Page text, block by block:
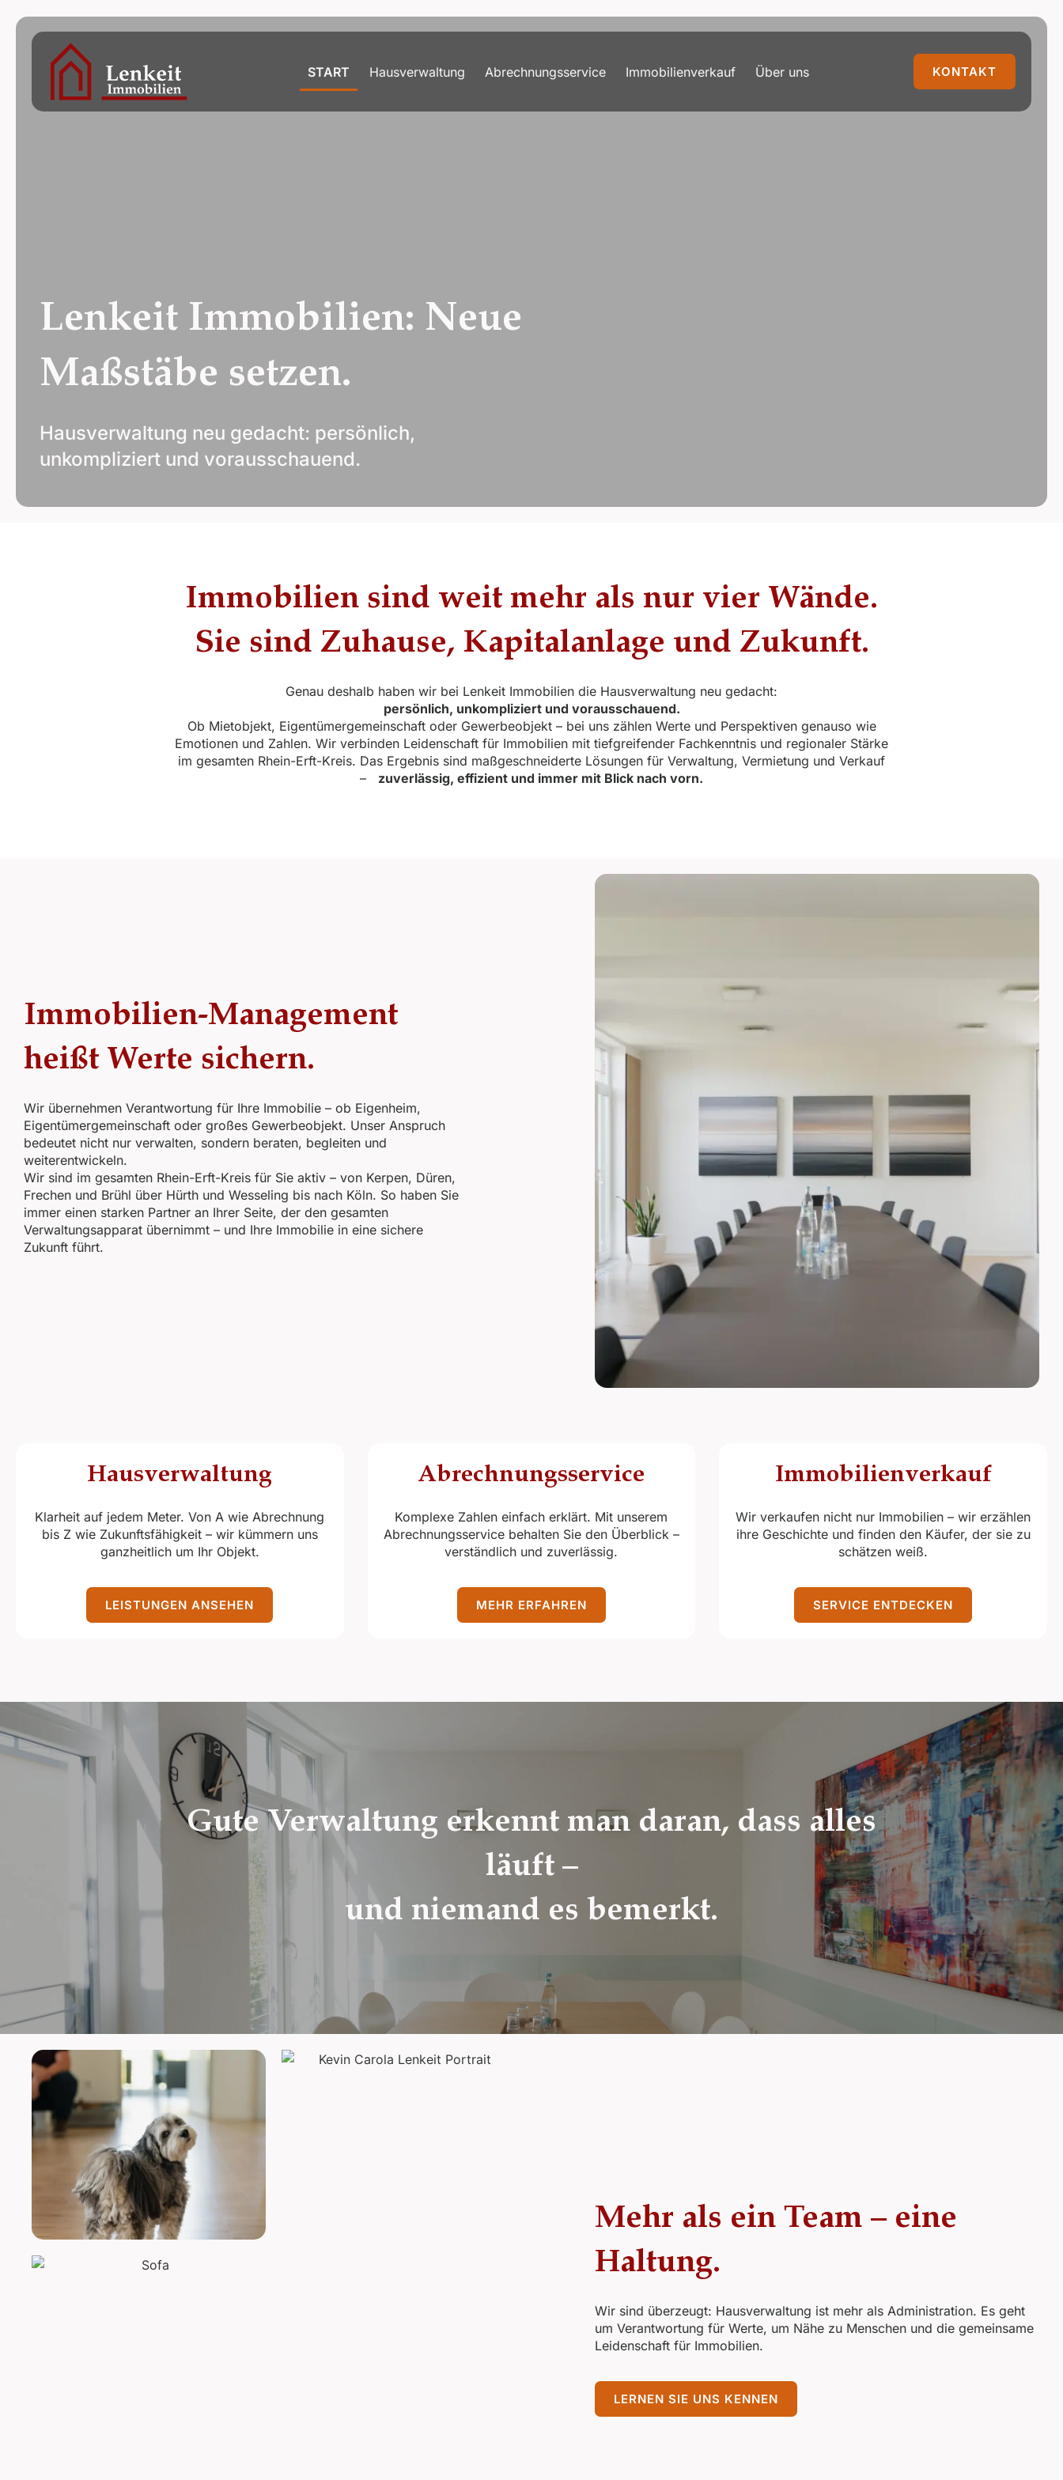
START Hausverwaltung Abrechnungsservice Immobilienverkauf Über uns KONTAKT
Lenkeit Immobilien: Neue
Maßstäbe setzen.
Hausverwaltung neu gedacht: persönlich,
unkompliziert und vorausschauend.
Immobilien sind weit mehr als nur vier Wände.
Sie sind Zuhause, Kapitalanlage und Zukunft.
Genau deshalb haben wir bei Lenkeit Immobilien die Hausverwaltung neu gedacht:
persönlich, unkompliziert und vorausschauend.
Ob Mietobjekt, Eigentümergemeinschaft oder Gewerbeobjekt – bei uns zählen Werte und Perspektiven genauso wie
Emotionen und Zahlen. Wir verbinden Leidenschaft für Immobilien mit tiefgreifender Fachkenntnis und regionaler Stärke
im gesamten Rhein-Erft-Kreis. Das Ergebnis sind maßgeschneiderte Lösungen für Verwaltung, Vermietung und Verkauf
–
zuverlässig, effizient und immer mit Blick nach vorn.
Immobilien-Management
heißt Werte sichern.
Wir übernehmen Verantwortung für Ihre Immobilie – ob Eigenheim,
Eigentümergemeinschaft oder großes Gewerbeobjekt. Unser Anspruch
bedeutet nicht nur verwalten, sondern beraten, begleiten und
weiterentwickeln.
Wir sind im gesamten Rhein-Erft-Kreis für Sie aktiv – von Kerpen, Düren,
Frechen und Brühl über Hürth und Wesseling bis nach Köln. So haben Sie
immer einen starken Partner an Ihrer Seite, der den gesamten
Verwaltungsapparat übernimmt – und Ihre Immobilie in eine sichere
Zukunft führt.
Haus­verwaltung
Klarheit auf jedem Meter. Von A wie Abrechnung
bis Z wie Zukunftsfähigkeit – wir kümmern uns
ganzheitlich um Ihr Objekt.
LEISTUNGEN ANSEHEN
Abrechnungs­service
Komplexe Zahlen einfach erklärt. Mit unserem
Abrechnungsservice behalten Sie den Überblick –
verständlich und zuverlässig.
MEHR ERFAHREN
Immobilien­verkauf
Wir verkaufen nicht nur Immobilien – wir erzählen
ihre Geschichte und finden den Käufer, der sie zu
schätzen weiß.
SERVICE ENTDECKEN
Gute Verwaltung erkennt man daran, dass alles
läuft –
und niemand es bemerkt.
Mehr als ein Team – eine
Haltung.
Wir sind überzeugt: Hausverwaltung ist mehr als Administration. Es geht
um Verantwortung für Werte, um Nähe zu Menschen und die gemeinsame
Leidenschaft für Immobilien.
LERNEN SIE UNS KENNEN